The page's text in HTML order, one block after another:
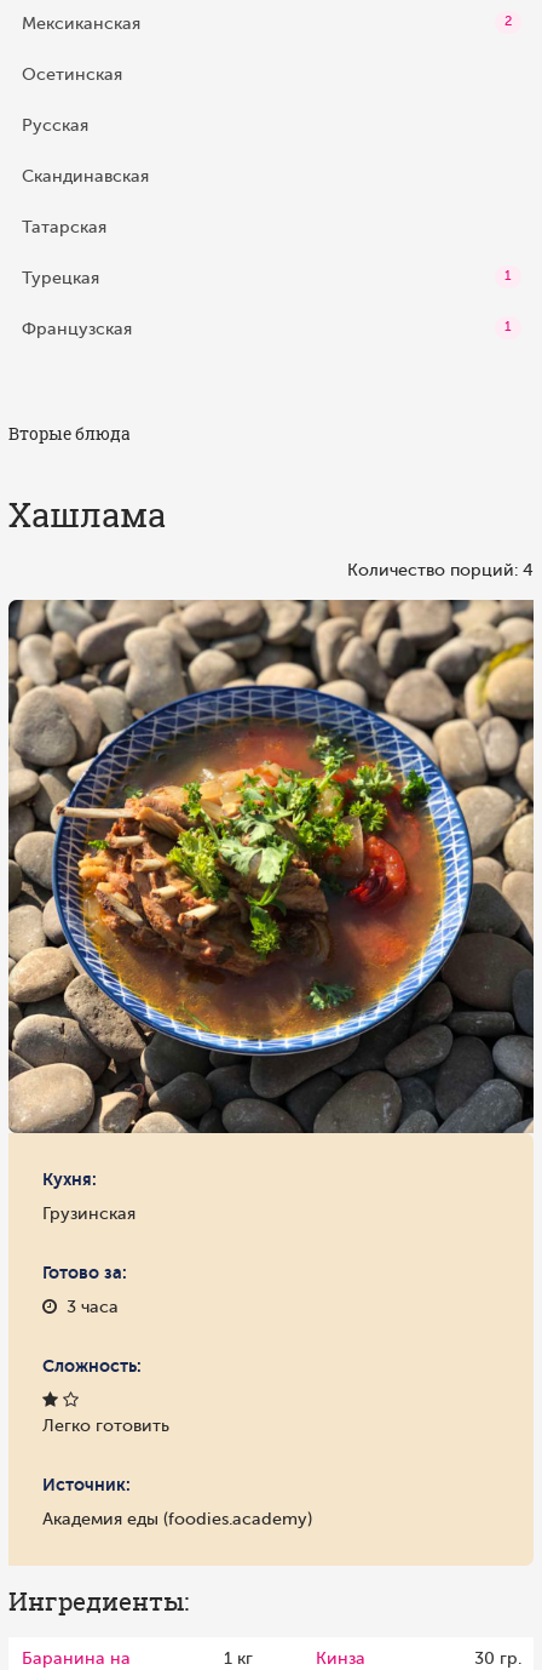
Мексиканская 2
Осетинская
Русская
Скандинавская
Татарская
Турецкая 1
Французская 1
Вторые блюда
Хашлама
Количество порций: 4
Кухня:
Грузинская
Готово за:
3 часа
Сложность:
Легко готовить
Источник:
Академия еды (foodies.academy)
Ингредиенты:
Баранина на 1 кг Кинза 30 гр.